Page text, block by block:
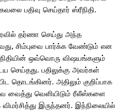
பதிவு செய்தார் ஸ்ரீநிதி.
தர்ணா செய்து அந்த
சிம்புவை பார்க்க வேண்டும் என
ஒவ்வொரு விஷயங்களும்
செய்தது. பதிலுக்கு அவர்கள்
தொடங்கினர். அதிலும் குறிப்பாக
வைத்து வெளியிடும் ரீலீஸ்களை
இருந்தனர். இந்நிலையில்